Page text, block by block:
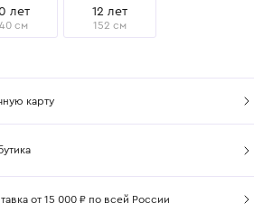
лет
см
12 лет
152 см
карту
от 15 000 ₽ по всей России